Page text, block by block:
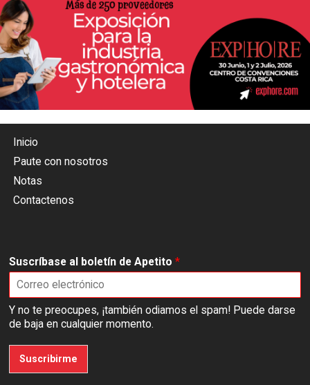
Inicio
Paute con nosotros
Notas
Contactenos
Suscríbase al boletín de Apetito *
Y no te preocupes, ¡también odiamos el spam! Puede darse
de baja en cualquier momento.
Suscribirme